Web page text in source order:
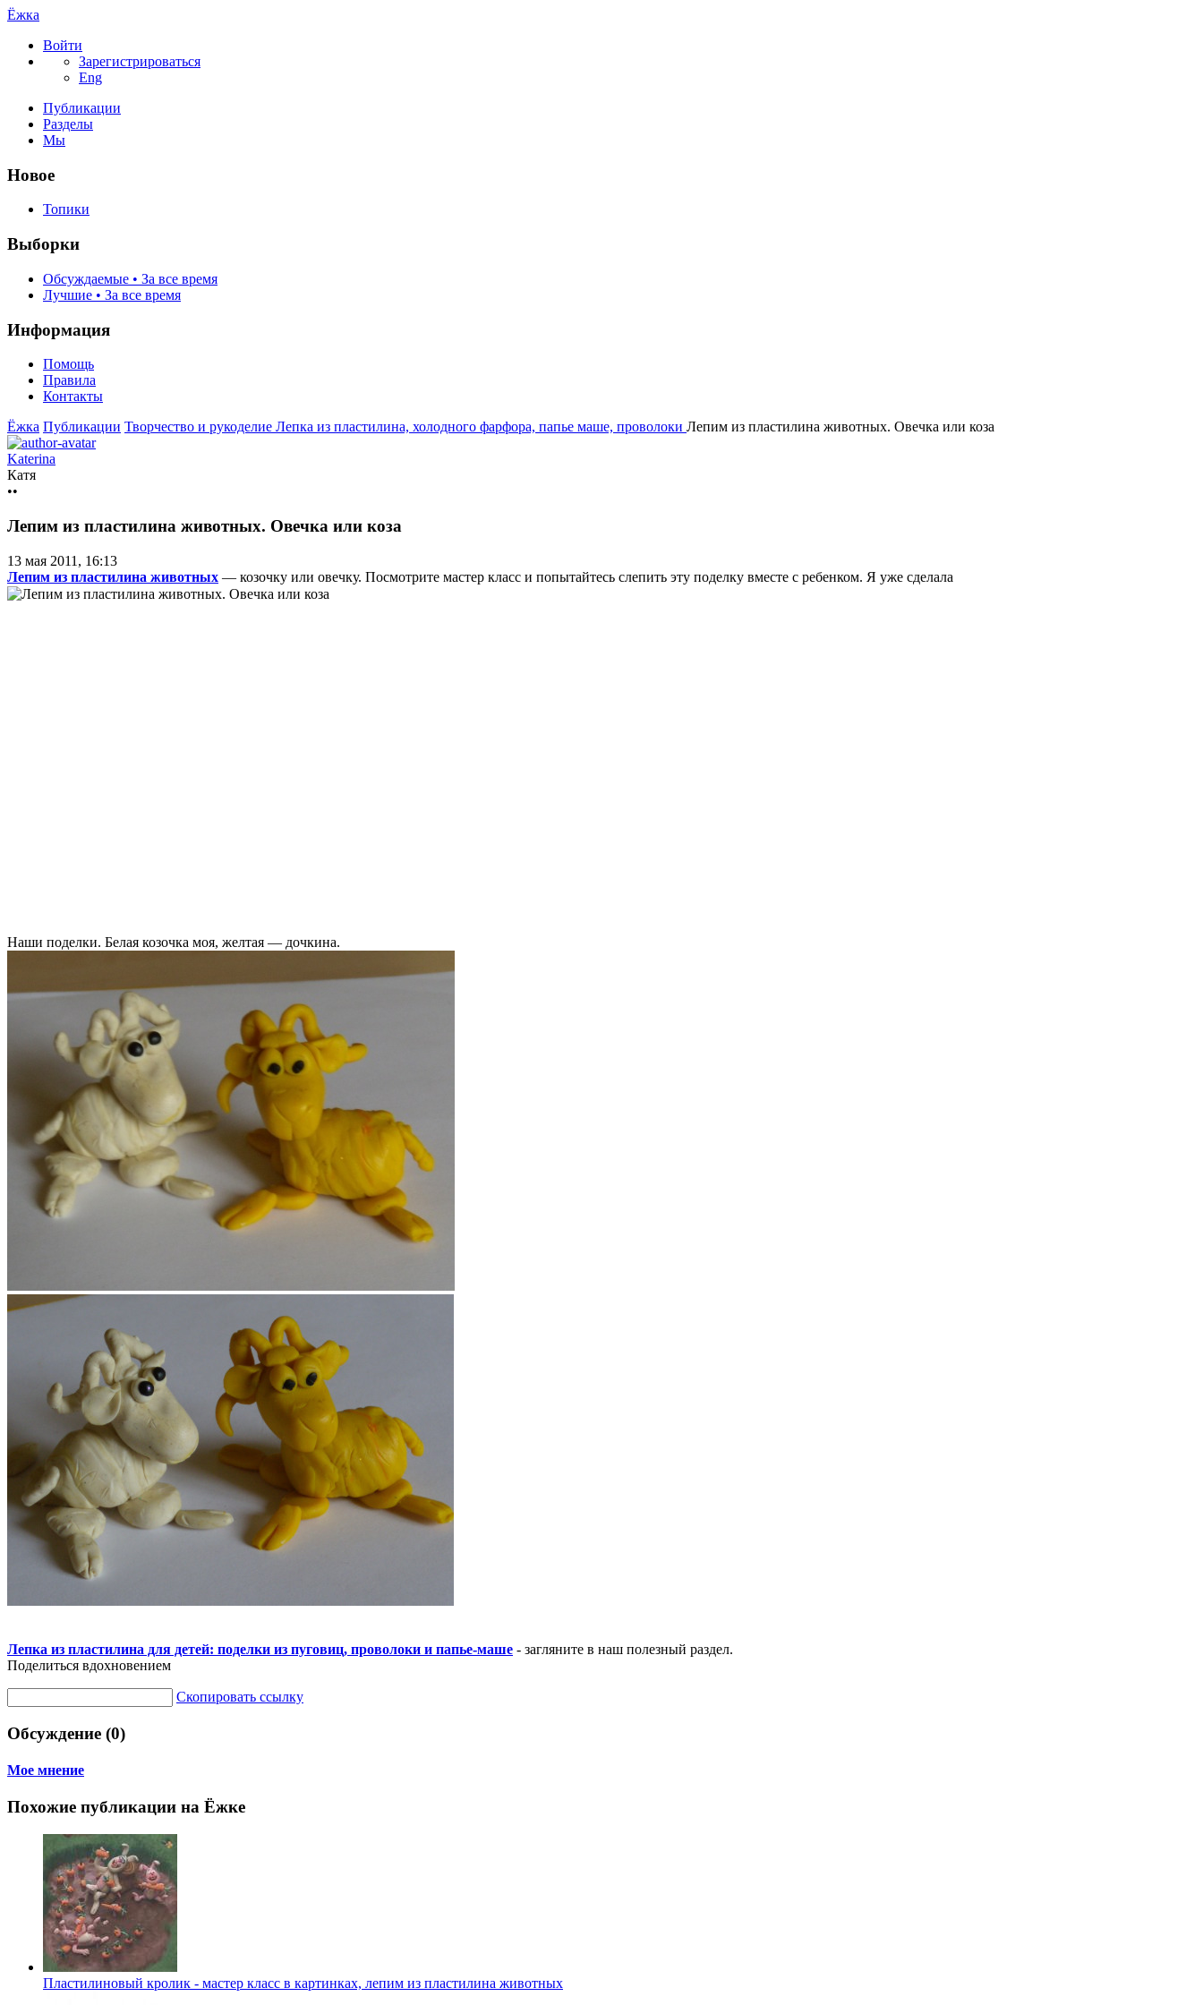
Ёжка
Войти
Зарегистрироваться
Eng
Публикации
Разделы
Мы
Новое
Топики
Выборки
Обсуждаемые • За все время
Лучшие • За все время
Информация
Помощь
Правила
Контакты
Ёжка Публикации Творчество и рукоделие Лепка из пластилина, холодного фарфора, папье маше, проволоки Лепим из пластилина животных. Овечка или коза
Katerina
Катя
••
Лепим из пластилина животных. Овечка или коза
13 мая 2011, 16:13
Лепим из пластилина животных — козочку или овечку. Посмотрите мастер класс и попытайтесь слепить эту поделку вместе с ребенком. Я уже сделала
Наши поделки. Белая козочка моя, желтая — дочкина.
Лепка из пластилина для детей: поделки из пуговиц, проволоки и папье-маше - загляните в наш полезный раздел.
Поделиться вдохновением
Скопировать ссылку
Обсуждение (0)
Мое мнение
Похожие публикации на Ёжке
Пластилиновый кролик - мастер класс в картинках, лепим из пластилина животных